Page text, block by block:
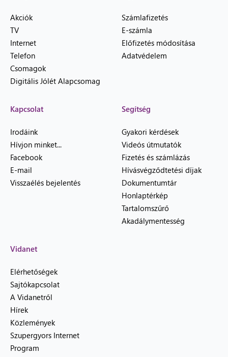
Akciók
TV
Internet
Telefon
Csomagok
Digitális Jólét Alapcsomag
Számlafizetés
E-számla
Előfizetés módosítása
Adatvédelem
Kapcsolat
Irodáink
Hívjon minket...
Facebook
E-mail
Visszaélés bejelentés
Segítség
Gyakori kérdések
Videós útmutatók
Fizetés és számlázás
Hívásvégződtetési díjak
Dokumentumtár
Honlaptérkép
Tartalomszűrő
Akadálymentesség
Vidanet
Elérhetőségek
Sajtókapcsolat
A Vidanetről
Hírek
Közlemények
Szupergyors Internet
Program